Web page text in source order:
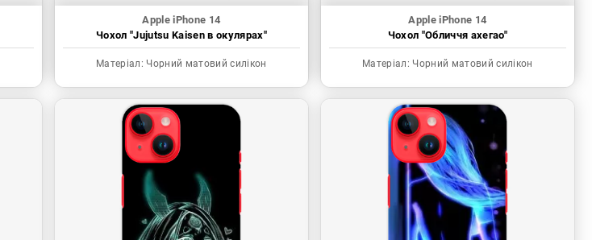
Apple iPhone 14
Чохол "Jujutsu Kaisen в окулярах"
Матеріал: Чорний матовий силікон
Apple iPhone 14
Чохол "Обличчя ахегао"
Матеріал: Чорний матовий силікон